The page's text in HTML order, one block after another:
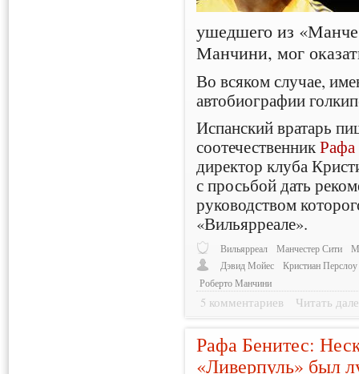
ушедшего из
Манчини, мог
Во всяком случае,
автобиографии
Испанский вратарь
соотечественникРафа
директор клуба
с просьбой дать
руководством
«Вильярреале».
Вильярреал Манчестер Сити
Дэвид Мойес
Кристиан Перслоу
Роберто Манчини
5 комментариев Читать
Рафа Бенитес:
«Ливерпуль» был